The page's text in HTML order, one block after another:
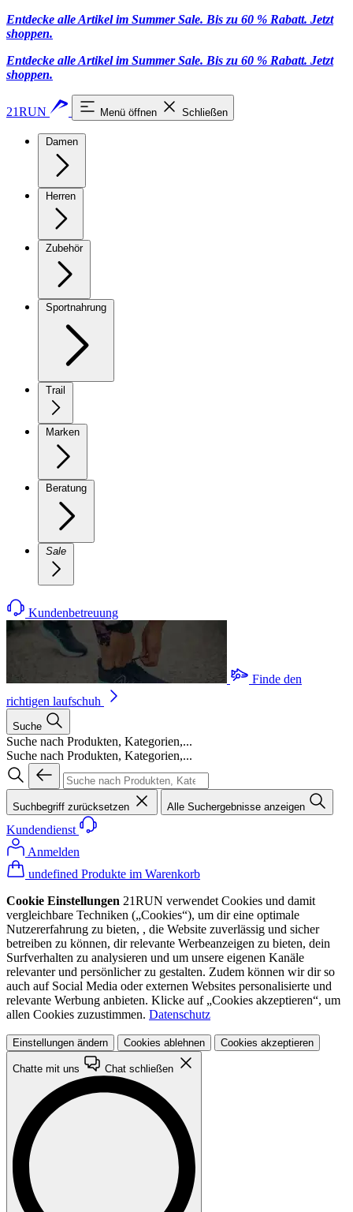
Entdecke alle Artikel im Summer Sale. Bis zu 60 % Rabatt. Jetzt
shoppen.
Entdecke alle Artikel im Summer Sale. Bis zu 60 % Rabatt. Jetzt
shoppen.
21RUN Menü öffnen Schließen
Damen
Herren
Zubehör
Sportnahrung
Trail
Marken
Beratung
Sale
Kundenbetreuung
Finde den
richtigen laufschuh
Suche
Suche nach Produkten, Kategorien,...
Suche nach Produkten, Kategorien,...
Suchbegriff zurücksetzen Alle Suchergebnisse anzeigen
Kundendienst
Anmelden
undefined Produkte im Warenkorb
Cookie Einstellungen 21RUN verwendet Cookies und damit
vergleichbare Techniken („Cookies“), um dir eine optimale
Nutzererfahrung zu bieten, , die Website zuverlässig und sicher
betreiben zu können, dir relevante Werbeanzeigen zu bieten, dein
Surfverhalten zu analysieren und um unsere eigenen Kanäle
relevanter und persönlicher zu gestalten. Zudem können wir dir so
auch auf Social Media oder externen Websites personalisierte und
relevante Werbung anbieten. Klicke auf „Cookies akzeptieren“, um
allen Cookies zuzustimmen. Datenschutz
Einstellungen ändern Cookies ablehnen Cookies akzeptieren
Chatte mit uns Chat schließen